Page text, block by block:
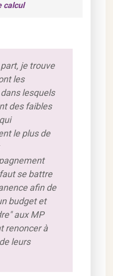
calcul
je trouve
les
lesquels
des faibles
le plus de
se battre
afin de
budget et
aux MP
renoncer à
leurs